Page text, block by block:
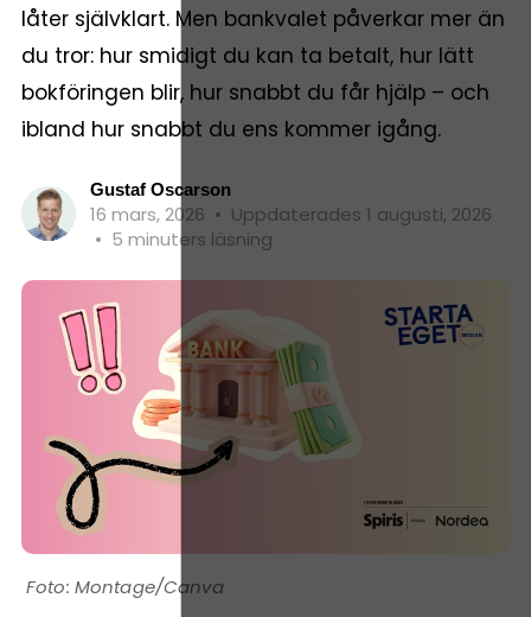
låter självklart. Men bankvalet påverkar mer än
du tror: hur smidigt du kan ta betalt, hur lätt
bokföringen blir, hur snabbt du får hjälp – och
ibland hur snabbt du ens kommer igång.
Gustaf Oscarson
16 mars, 2026 • Uppdaterades 1 augusti, 2026
• 5 minuters läsning
Montage/Canva